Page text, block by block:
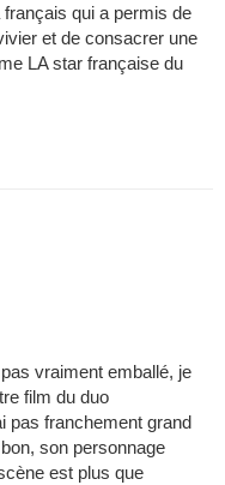
qui a permis de
et de consacrer une
LA star française du
vraiment emballé, je
film du duo
pas franchement grand
son personnage
est plus que